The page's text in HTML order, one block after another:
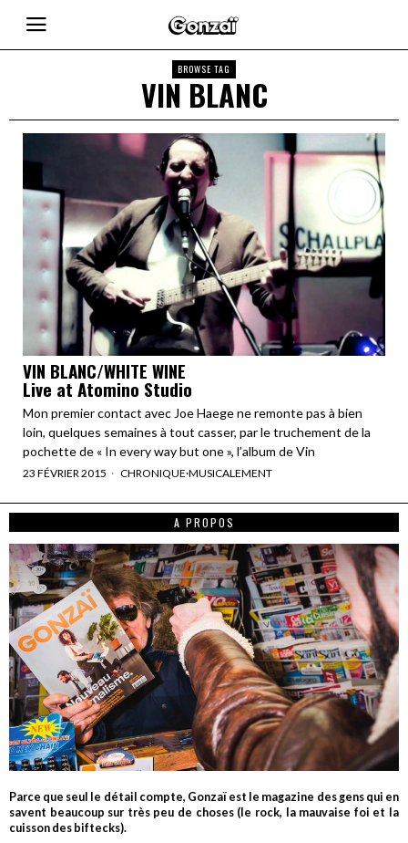
BROWSE TAG
VIN BLANC
VIN BLANC/WHITE WINE
Live at Atomino Studio
Mon premier contact avec Joe Haege ne remonte pas à bien
loin, quelques semaines à tout casser, par le truchement de la
pochette de « In every way but one », l’album de Vin
23 FÉVRIER 2015 CHRONIQUE·MUSICALEMENT
A PROPOS
Parce que seul le détail compte, Gonzaï est le magazine des gens qui en
savent beaucoup sur très peu de choses (le rock, la mauvaise foi et la
cuisson des biftecks).